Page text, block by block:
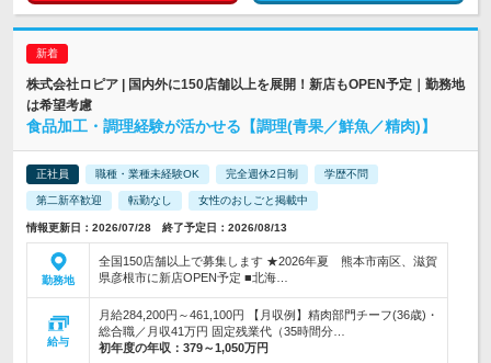
株式会社ロピア | 国内外に150店舗以上を展開！新店もOPEN予定｜勤務地
は希望考慮
食品加工・調理経験が活かせる【調理(青果／鮮魚／精肉)】
正社員 職種・業種未経験OK 完全週休2日制 学歴不問
第二新卒歓迎 転勤なし 女性のおしごと掲載中
情報更新日：2026/07/28 終了予定日：2026/08/13
勤務地
全国150店舗以上で募集します ★2026年夏 熊本市南区、滋賀
県彦根市に新店OPEN予定 ■北海…
給与
月給284,200円～461,100円 【月収例】精肉部門チーフ(36歳)・
総合職／月収41万円 固定残業代（35時間分…
初年度の年収： 379～1,050万円